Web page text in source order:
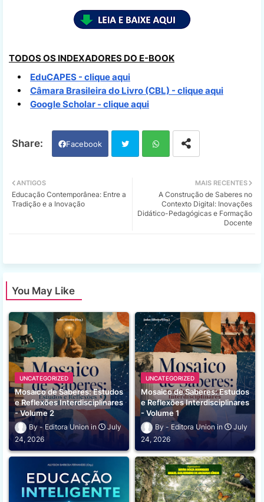
TODOS OS INDEXADORES DO E-BOOK
EduCAPES - clique aqui
Câmara Brasileira do Livro (CBL) - clique aqui
Google Scholar - clique aqui
Facebook
tter ats
MAIS RECENTES
A Construção de Saberes no
Contexto Digital: Inovações
Didático-Pedagógicas e Formação
Docente
ANTIGOS
Educação Contemporânea: Entre a
Tradição e a Inovação
You May Like
UNCATEGORIZED
Mosaico de Saberes: Estudos
e Reflexões Interdisciplinares
- Volume 2
Editora Union
July
24, 2026
UNCATEGORIZED
Mosaico de Saberes: Estudos
e Reflexões Interdisciplinares
- Volume 1
Editora Union
July
24, 2026